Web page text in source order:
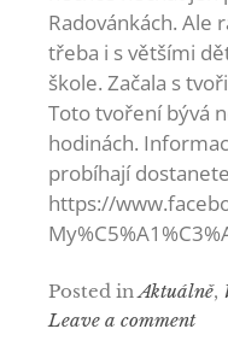
Radovánkách. Ale
třeba i s většími
škole. Začala s
Toto tvoření bývá
hodinách.
probíhají
https://
Posted inAktuálně,
Leave a comment